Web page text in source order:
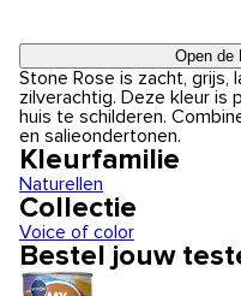
Open de
Stone Rose is zacht, grijs,
zilverachtig. Deze kleur is
huis te schilderen.
en salieondertonen.
Kleurfamilie
Naturellen
Collectie
Voice of color
Bestel jouw